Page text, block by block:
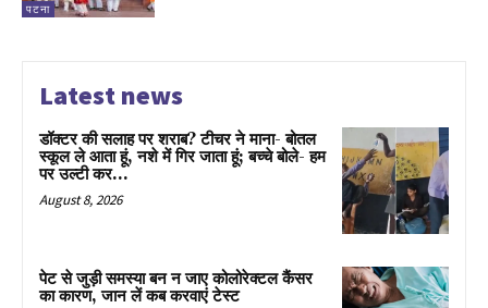
पटना
Latest news
डॉक्टर की सलाह पर शराब? टीचर ने माना- बोतल
स्कूल ले आता हूं, नशे में गिर जाता हूं; बच्चे बोले- हम
पर उल्टी कर...
August 8, 2026
पेट से जुड़ी समस्या बन न जाए कोलोरेक्टल कैंसर
का कारण, जान लें कब करवाएं टेस्ट